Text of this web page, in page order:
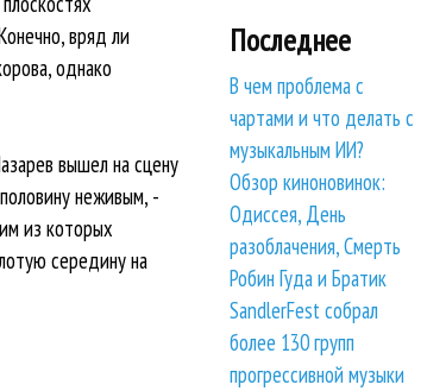
вряд ли
однако
вышел на сцену
неживым, -
из которых
середину на
Последнее
В чем проблема с
чартами и что делать с
музыкальным ИИ?
Обзор киноновинок:
Одиссея, День
разоблачения, Смерть
Робин Гуда и Братик
SandlerFest собрал
более 130 групп
прогрессивной музыки